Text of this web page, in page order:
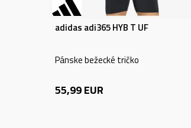
adidas adi365 HYB T UF
Pánske bežecké tričko
55,99EUR